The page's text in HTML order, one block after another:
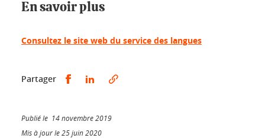
En savoir plus
Consultez le site web du service des langues
Partager Partager sur Facebook
Partager sur LinkedIn
Publié le 14 novembre 2019
Mis à jour le 25 juin 2020